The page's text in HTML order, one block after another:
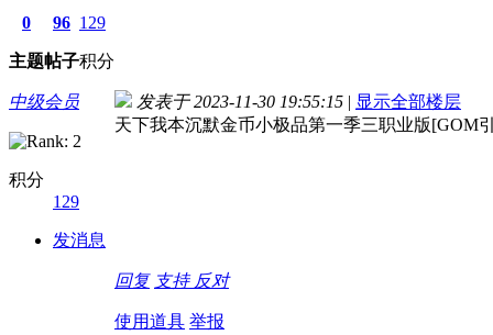
0
主题
96
帖子
129
积分
中级会员
积分
129
发消息
发表于 2023-11-30 19:55:15 | 显示全部楼层
天下我本沉默金币小极品第一季三职业版[GOM
回复 支持 反对
使用道具 举报